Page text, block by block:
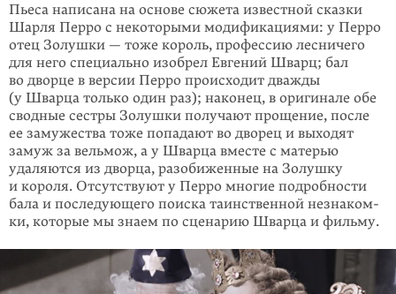
Пьеса написана на основе сюжета известной сказки
Шарля Перро с некото­ры­ми модификациями: у Перро
отец Золушки — тоже король, профессию лес­ничего
для него специально изобрел Евгений Шварц; бал
во дворце в версии Перро происходит дважды
(у Шварца только один раз); наконец, в оригинале обе
сводные сестры Золушки получают прощение, после
ее замужества тоже попадают во дворец и выходят
замуж за вельмож, а у Шварца вместе с матерью
удаляются из дворца, разобиженные на Золушку
и короля. Отсутствуют у Пер­ро многие подробности
бала и последующего поиска таинственной незнаком­
ки, которые мы знаем по сценарию Шварца и фильму.